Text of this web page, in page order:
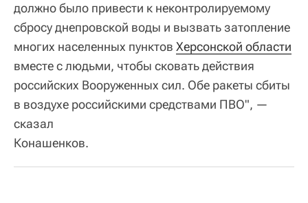
должно было привести к неконтролируемому
сбросу днепровской воды и вызвать затопление
многих населенных пунктов Херсонской области
вместе с людьми, чтобы сковать действия
российских Вооруженных сил. Обе ракеты сбиты
в воздухе российскими средствами ПВО", —
сказал
Конашенков.